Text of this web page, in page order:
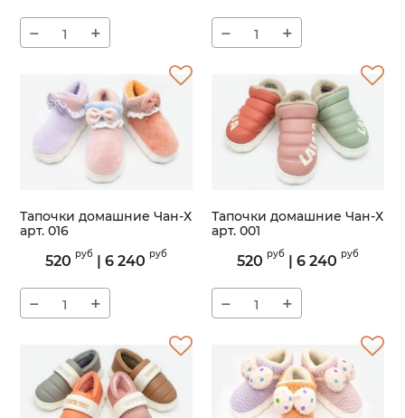
− + − +
Тапочки домашние Чан-Х
арт. 016
520 руб | 6 240 руб
− +
Тапочки домашние Чан-Х
арт. 001
520 руб | 6 240 руб
− +